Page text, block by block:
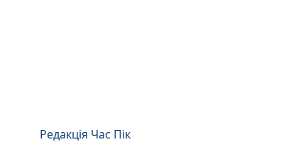
Редакція Час Пік